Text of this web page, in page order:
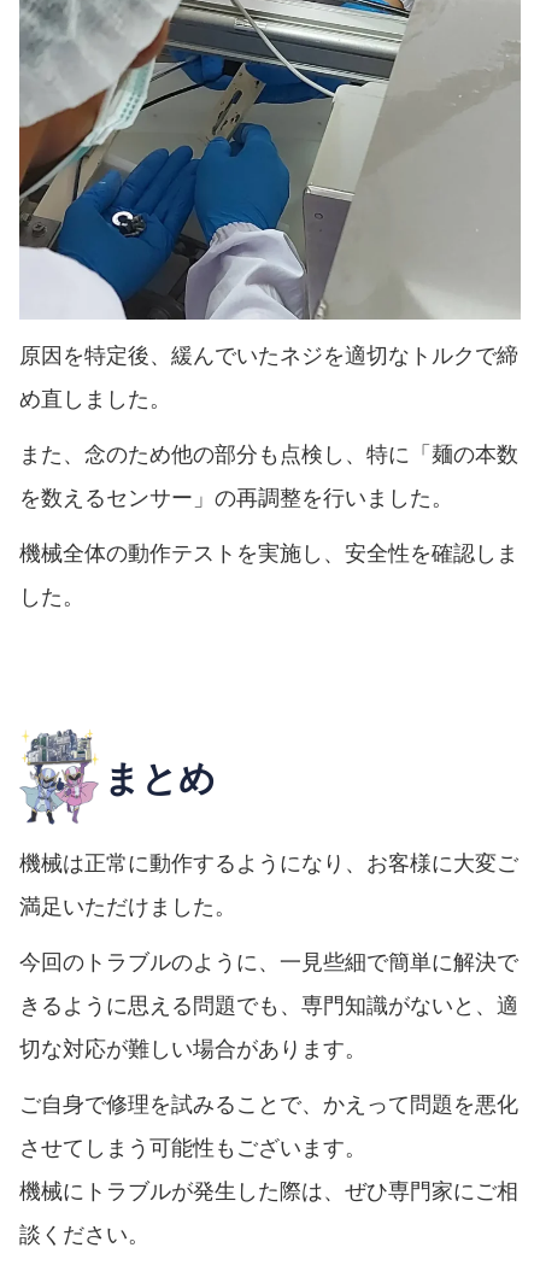
原因を特定後、緩んでいたネジを適切なトルクで締
め直しました。
また、念のため他の部分も点検し、特に「麺の本数
を数えるセンサー」の再調整を行いました。
機械全体の動作テストを実施し、安全性を確認しま
した。
まとめ
機械は正常に動作するようになり、お客様に大変ご
満足いただけました。
今回のトラブルのように、一見些細で簡単に解決で
きるように思える問題でも、専門知識がないと、適
切な対応が難しい場合があります。
ご自身で修理を試みることで、かえって問題を悪化
させてしまう可能性もございます。
機械にトラブルが発生した際は、ぜひ専門家にご相
談ください。